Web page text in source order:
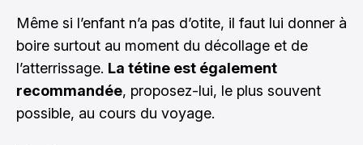
Même si l’enfant n’a pas d’otite, il faut lui donner à
boire surtout au moment du décollage et de
l’atterrissage. La tétine est également
recommandée, proposez-lui, le plus souvent
possible, au cours du voyage.